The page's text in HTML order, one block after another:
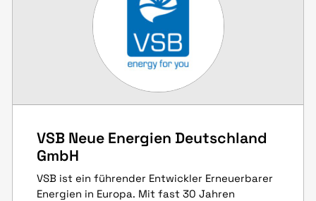
VSB Neue Energien Deutschland
GmbH
VSB ist ein führender Entwickler Erneuerbarer
Energien in Europa. Mit fast 30 Jahren